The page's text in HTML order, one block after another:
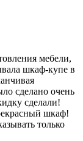
мебели,
шкаф-купе в
сделано очень
сделали!
шкаф!
только